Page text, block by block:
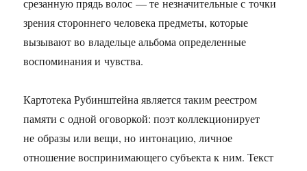
срезанную прядь волос — те незначительные с точки
зрения стороннего человека предметы, которые
вызывают во владельце альбома определенные
воспоминания и чувства.
Картотека Рубинштейна является таким реестром
памяти с одной оговоркой: поэт коллекционирует
не образы или вещи, но интонацию, личное
отношение воспринимающего субъекта к ним. Текст